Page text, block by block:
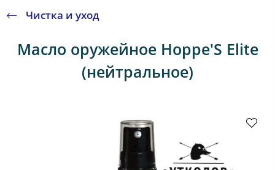
Чистка и уход
Масло оружейное Hoppe'S Elite
(нейтральное)